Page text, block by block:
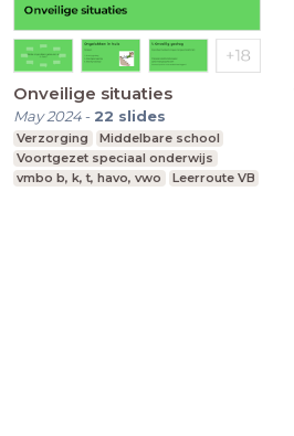
Onveilige situaties
May 2024- 22 slides
Verzorging
Middelbare school
Voortgezet speciaal onderwijs
vmbo b, k, t, havo, vwo
Leerroute VB